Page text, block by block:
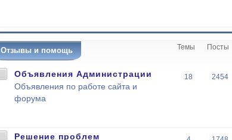
Отзывы и помощь Темы Посты
Объявления Администрации
Объявления по работе сайта и
форума
18 2454
Решение проблем